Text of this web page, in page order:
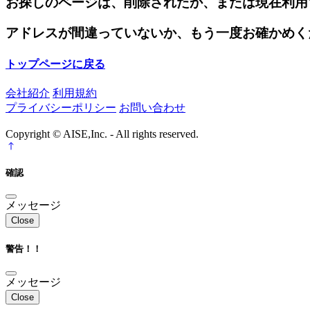
アドレスが間違っていないか、もう一度お確かめ
トップページに戻る
会社紹介 利用規約
プライバシーポリシー お問い合わせ
Copyright © AISE,Inc. - All rights reserved.
確認
メッセージ
Close
警告！！
メッセージ
Close